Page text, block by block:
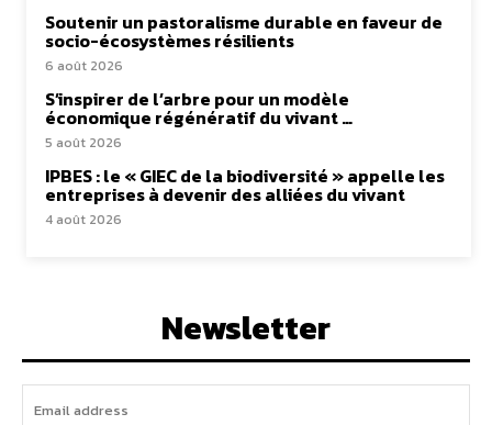
Soutenir un pastoralisme durable en faveur de
socio-écosystèmes résilients
6 août 2026
S’inspirer de l’arbre pour un modèle
économique régénératif du vivant …
5 août 2026
IPBES : le « GIEC de la biodiversité » appelle les
entreprises à devenir des alliées du vivant
4 août 2026
Newsletter